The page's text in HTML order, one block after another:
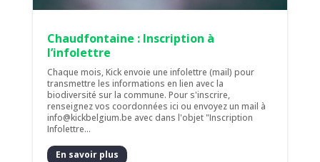
Chaudfontaine : Inscription à
l’infolettre
Chaque mois, Kick envoie une infolettre (mail) pour
transmettre les informations en lien avec la
biodiversité sur la commune. Pour s'inscrire,
renseignez vos coordonnées ici ou envoyez un mail à
info@kickbelgium.be avec dans l'objet "Inscription
Infolettre...
En savoir plus